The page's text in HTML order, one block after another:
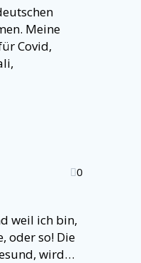
Meine
Covid,
0
weil ich bin,
oder so! Die
wird…